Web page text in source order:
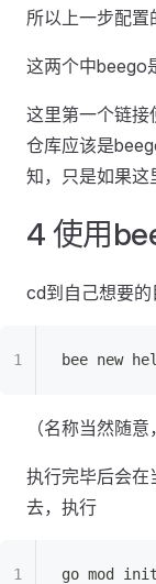
所以上一步配置
这两个中beego
这里第一个链
仓库应该是
知，只是如果
4 使用
cd到自己想要
bee new
（名称当然随意
执行完毕后会
去，执行
go mod